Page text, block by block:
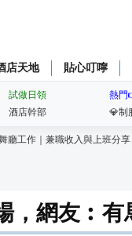
店天地 貼心叮嚀
試做日領
酒店幹部
熱門
💎制
廳工作｜兼職收入與上班分享
，網友︰